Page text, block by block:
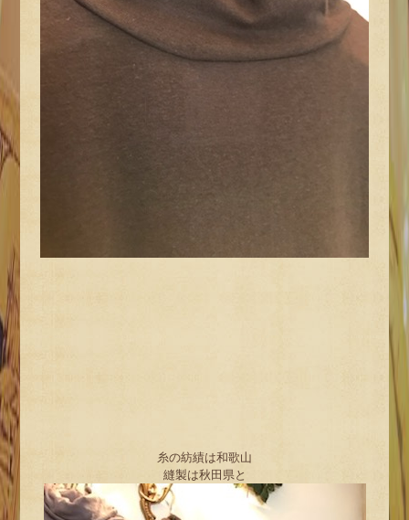
糸の紡績は和歌山
縫製は秋田県と